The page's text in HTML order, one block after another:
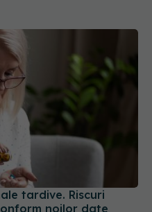
tardive. Riscuri
noilor date